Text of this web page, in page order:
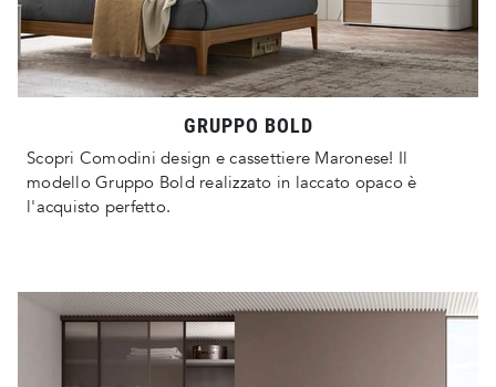
GRUPPO BOLD
Scopri Comodini design e cassettiere Maronese! Il
modello Gruppo Bold realizzato in laccato opaco è
l'acquisto perfetto.